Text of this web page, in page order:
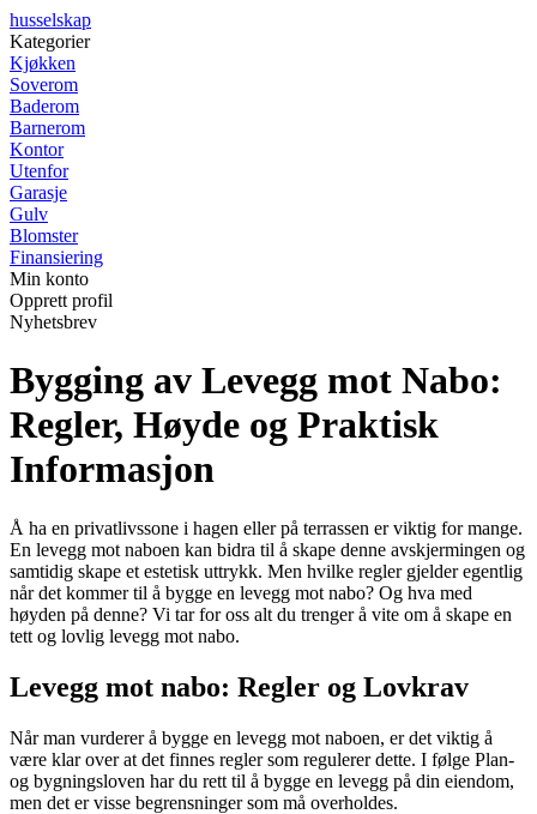
husselskap
Kategorier
Kjøkken
Soverom
Baderom
Barnerom
Kontor
Utenfor
Garasje
Gulv
Blomster
Finansiering
Min konto
Opprett profil
Nyhetsbrev
Bygging av Levegg mot Nabo:
Regler, Høyde og Praktisk
Informasjon
Å ha en privatlivssone i hagen eller på terrassen er viktig for mange.
En levegg mot naboen kan bidra til å skape denne avskjermingen og
samtidig skape et estetisk uttrykk. Men hvilke regler gjelder egentlig
når det kommer til å bygge en levegg mot nabo? Og hva med
høyden på denne? Vi tar for oss alt du trenger å vite om å skape en
tett og lovlig levegg mot nabo.
Levegg mot nabo: Regler og Lovkrav
Når man vurderer å bygge en levegg mot naboen, er det viktig å
være klar over at det finnes regler som regulerer dette. I følge Plan-
og bygningsloven har du rett til å bygge en levegg på din eiendom,
men det er visse begrensninger som må overholdes.